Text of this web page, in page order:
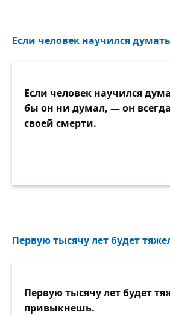
Если человек научился
Если человек научился
бы он ни думал, — он
своей смерти.
Первую тысячу лет будет
Первую тысячу лет будет
привыкнешь.